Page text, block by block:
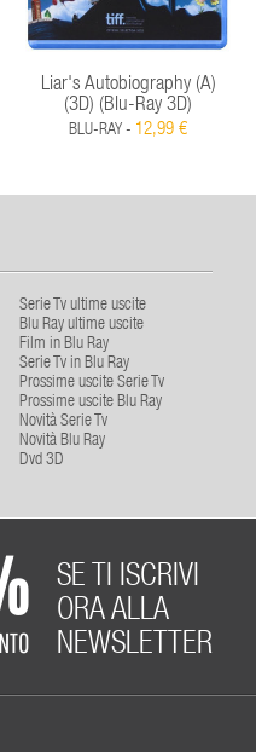
Liar's Autobiography (A)
(3D) (Blu-Ray 3D)
BLU-RAY - 12,99 €
Serie Tv ultime uscite
Blu Ray ultime uscite
Film in Blu Ray
Serie Tv in Blu Ray
Prossime uscite Serie Tv
Prossime uscite Blu Ray
Novità Serie Tv
Novità Blu Ray
Dvd 3D
SE TI ISCRIVI
ORA ALLA
NEWSLETTER